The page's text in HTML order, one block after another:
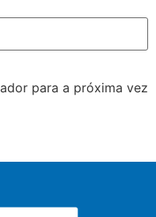
para a próxima vez